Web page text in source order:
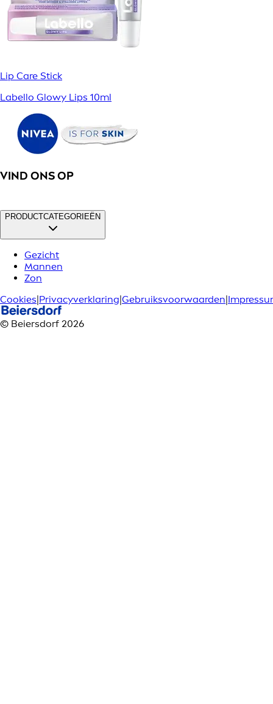
Lip Care Stick
Labello Glowy Lips 10ml
VIND ONS OP
PRODUCTCATEGORIEËN
Gezicht
Mannen
Zon
Cookies|Privacyverklaring|Gebruiksvoorwaarden|
© Beiersdorf 2026